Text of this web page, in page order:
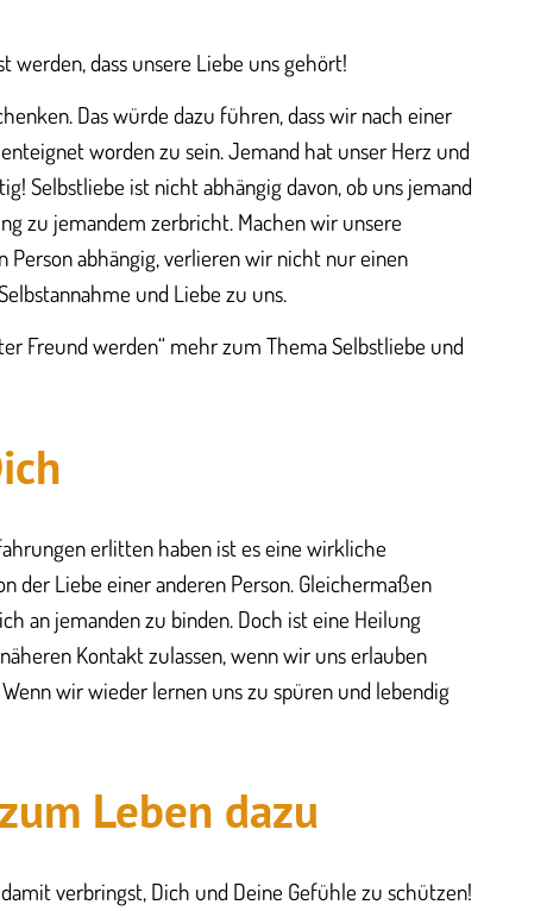
werden, dass unsere Liebe uns gehört!
Das würde dazu führen, dass wir nach einer
worden zu sein. Jemand hat unser Herz und
Selbstliebe ist nicht abhängig davon, ob uns jemand
zu jemandem zerbricht. Machen wir unsere
Person abhängig, verlieren wir nicht nur einen
und Liebe zu uns.
Freund werden“ mehr zum Thema Selbstliebe und
erlitten haben ist es eine wirkliche
der Liebe einer anderen Person. Gleichermaßen
an jemanden zu binden. Doch ist eine Heilung
Kontakt zulassen, wenn wir uns erlauben
wir wieder lernen uns zu spüren und lebendig
Leben dazu
verbringst, Dich und Deine Gefühle zu schützen!